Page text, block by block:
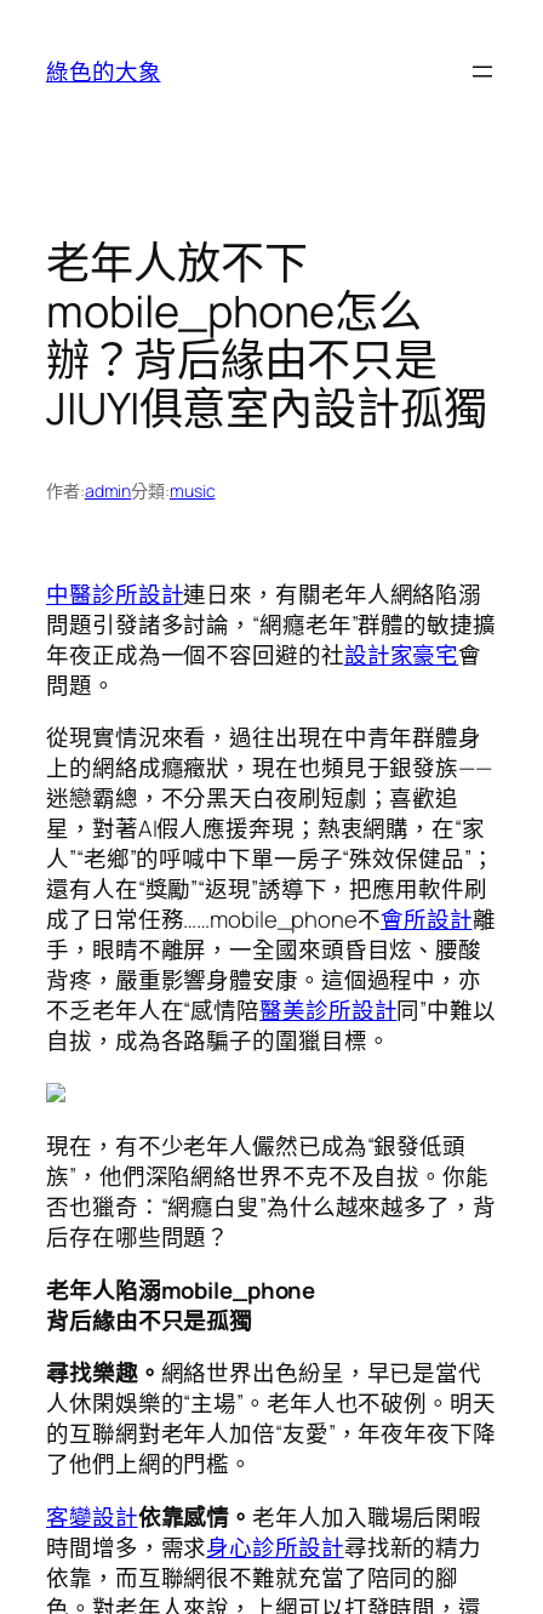
綠色的大象
老年人放不下
mobile_phone怎么
辦？背后緣由不只是
JIUYI俱意室內設計孤獨
作者:admin分類:music
中醫診所設計連日來，有關老年人網絡陷溺
問題引發諸多討論，“網癮老年”群體的敏捷擴
年夜正成為一個不容回避的社設計家豪宅會
問題。
從現實情況來看，過往出現在中青年群體身
上的網絡成癮癥狀，現在也頻見于銀發族——
迷戀霸總，不分黑天白夜刷短劇；喜歡追
星，對著AI假人應援奔現；熱衷網購，在“家
人”“老鄉”的呼喊中下單一房子“殊效保健品”；
還有人在“獎勵”“返現”誘導下，把應用軟件刷
成了日常任務……mobile_phone不會所設計離
手，眼睛不離屏，一全國來頭昏目炫、腰酸
背疼，嚴重影響身體安康。這個過程中，亦
不乏老年人在“感情陪醫美診所設計同”中難以
自拔，成為各路騙子的圍獵目標。
現在，有不少老年人儼然已成為“銀發低頭
族”，他們深陷網絡世界不克不及自拔。你能
否也獵奇：“網癮白叟”為什么越來越多了，背
后存在哪些問題？
老年人陷溺mobile_phone
背后緣由不只是孤獨
尋找樂趣。 網絡世界出色紛呈，早已是當代
人休閑娛樂的“主場”。老年人也不破例。明天
的互聯網對老年人加倍“友愛”，年夜年夜下降
了他們上網的門檻。
客變設計依靠感情。 老年人加入職場后閑暇
時間增多，需求身心診所設計尋找新的精力
依靠，而互聯網很不難就充當了陪同的腳